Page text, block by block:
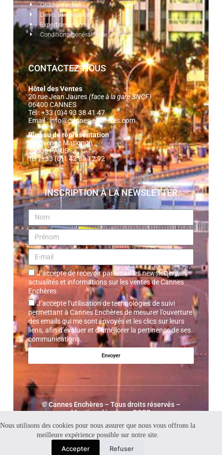
Nous utilisons des cookies pour nous assurer que nous vous offrons la
meilleure expérience possible sur notre site.
Accepter Refuser
Ordres d'achat
Devis d'expédition
Expertise en ligne
Conditions générales de vente
CONTACTEZ-NOUS
Hôtel des Ventes
20 rue Jean Jaures(face à la gare SNCF)
06400 CANNES
Tél : +33 (0)4 93 38 41 47
Email :info@cannes-encheres.com
Bureau de représentation
14, avenue Matignon
75008 PARIS
Tél : +33 (0)1 42 89 12 92
INSCRIPTION À LA NEWSLETTER
J’accepte de recevoir par email les newsletters,
actualités et informations sur les ventes de Cannes
Enchères
J’accepte l’utilisation de technologies de suivi
permettant à Cannes Enchères de mesurer l’ouverture
des emails qui me sont envoyés et les clics sur leurs
liens, afin d’évaluer et d’améliorer la pertinence de ses
communications.
Envoyer
©Cannes Enchères– Tous droits réservés –
Mentions légales – RGPD